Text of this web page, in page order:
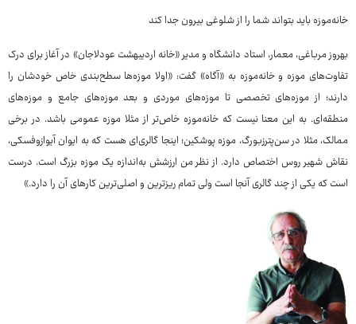
خانه‌موزه باید بتواند شما را از شلوغی بیرون جدا کند
بهروز مرباغی، معمار، استاد دانشگاه و مدیر «خانه اردیبهشت عودلاجان» در آغاز برای درک
تفاوت‌های موزه و خانه‌موزه به «آگاه» گفت: «اولا موزه‌ها سطح‌بندی خاص خودشان را
دارند؛ از موزه‌های تخصصی تا موزه‌های موردی و بعد موزه‌های جامع و موزه‌های
منطقه‌ای. به این معنا نیست که خانه‌موزه خاص‌تر از مثلا موزه عمومی باشد. در برخی
ممالک، مثلا در سن‌پترزبورگ، موزه پوشکین؛ اینجا گالری‌ای هست که به ایوان آیوازوفسکی،
نقاش شهیر روس اختصاص دارد. از نظر من ارزشش به‌اندازه یک موزه بزرگ است. درست
است که یکی از چند گالری آنجا است ولی تمام ریزترین و اصلی‌ترین کارهای آن را دارد.»